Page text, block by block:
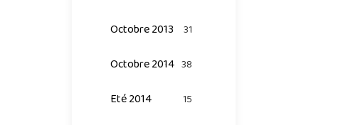
Octobre 2013 31
Octobre 2014 38
Eté 2014 15